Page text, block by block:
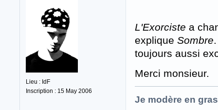
Lieu : IdF
Inscription : 15 May 2006
L'Exorciste a
explique Sombre
toujours aussi
Merci monsieur.
Je modère en